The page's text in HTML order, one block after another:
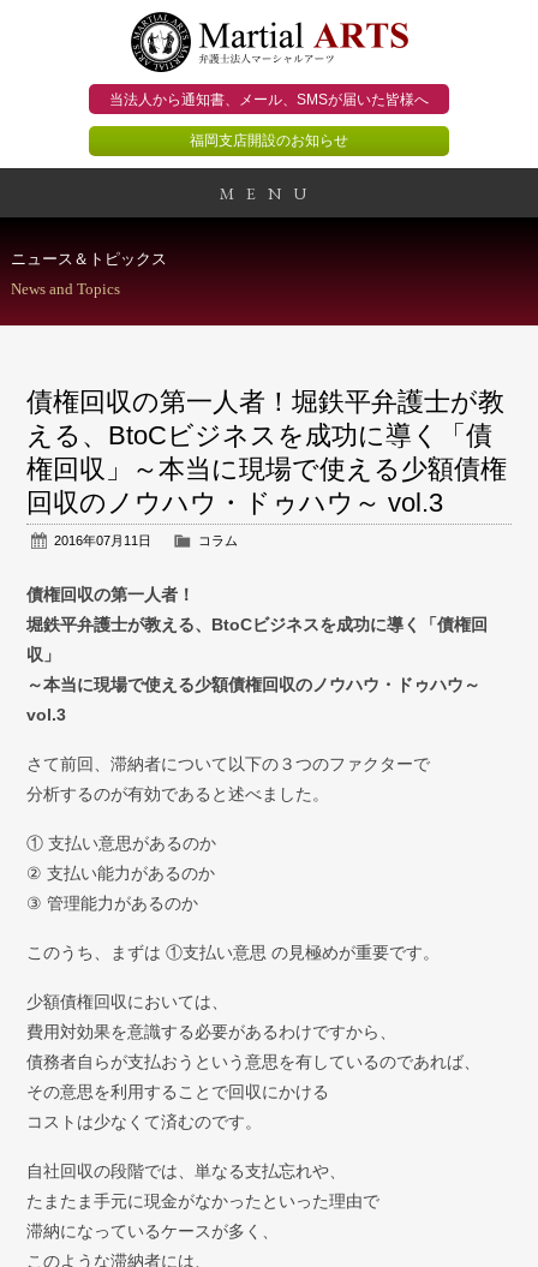
当法人から通知書、メール、 SMSが届いた皆様へ
福岡支店開設のお知らせ
MENU
事務所概要
個人のお客様
顧問契約のススメ
弁護士紹介
お問い合わせ
アクセス
個人情報保護方針
ニュース＆トピックス
News and Topics
債権回収の第一人者！堀鉄平弁護士が教
える、BtoCビジネスを成功に導く「債
権回収」～本当に現場で使える少額債権
回収のノウハウ・ドゥハウ～ vol.3
2016年07月11日 コラム
債権回収の第一人者！
堀鉄平弁護士が教える、BtoCビジネスを成功に導く「債権回
収」
～本当に現場で使える少額債権回収のノウハウ・ドゥハウ～
vol.3
さて前回、滞納者について以下の３つのファクターで
分析するのが有効であると述べました。
① 支払い意思があるのか
② 支払い能力があるのか
③ 管理能力があるのか
このうち、まずは ①支払い意思 の見極めが重要です。
少額債権回収においては、
費用対効果を意識する必要があるわけですから、
債務者自らが支払おうという意思を有しているのであれば、
その意思を利用することで回収にかける
コストは少なくて済むのです。
自社回収の段階では、単なる支払忘れや、
たまたま手元に現金がなかったといった理由で
滞納になっているケースが多く、
このような滞納者には、